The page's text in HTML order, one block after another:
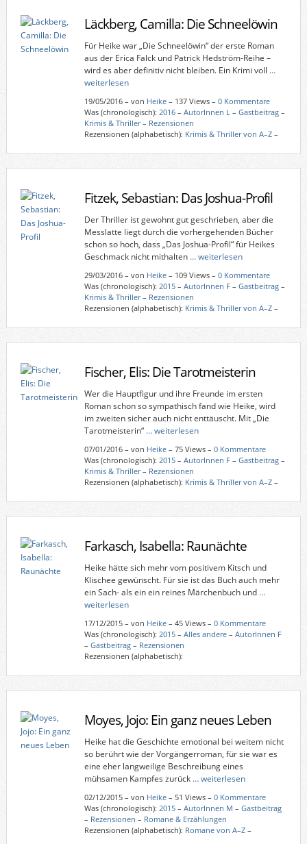
Läckberg, Camilla: Die Schneelöwin
Für Heike war „Die Schneelöwin“ der erste Roman
aus der Erica Falck und Patrick Hedström-Reihe –
wird es aber definitiv nicht bleiben. Ein Krimi voll …
weiterlesen
19/05/2016– von Heike– 137 Views – 0 Kommentare
Was (chronologisch): 2016– AutorInnen L – Gastbeitrag–
Krimis & Thriller– Rezensionen
Rezensionen (alphabetisch): Krimis & Thriller von A–Z–
Fitzek, Sebastian: Das Joshua-Profil
Der Thriller ist gewohnt gut geschrieben, aber die
Messlatte liegt durch die vorhergehenden Bücher
schon so hoch, dass „Das Joshua-Profil“ für Heikes
Geschmack nicht mithalten … weiterlesen
29/03/2016– von Heike– 109 Views – 0 Kommentare
Was (chronologisch): 2015– AutorInnen F– Gastbeitrag–
Krimis & Thriller– Rezensionen
Rezensionen (alphabetisch): Krimis & Thriller von A–Z–
Fischer, Elis: Die Tarotmeisterin
Wer die Hauptfigur und ihre Freunde im ersten
Roman schon so sympathisch fand wie Heike, wird
im zweiten sicher auch nicht enttäuscht. Mit „Die
Tarotmeisterin“ … weiterlesen
07/01/2016– von Heike– 75 Views – 0 Kommentare
Was (chronologisch): 2015– AutorInnen F– Gastbeitrag–
Krimis & Thriller– Rezensionen
Rezensionen (alphabetisch): Krimis & Thriller von A–Z–
Farkasch, Isabella: Raunächte
Heike hätte sich mehr vom positivem Kitsch und
Klischee gewünscht. Für sie ist das Buch auch mehr
ein Sach- als ein ein reines Märchenbuch und …
weiterlesen
17/12/2015– von Heike– 45 Views – 0 Kommentare
Was (chronologisch): 2015– Alles andere– AutorInnen F
– Gastbeitrag– Rezensionen
Rezensionen (alphabetisch):
Moyes, Jojo: Ein ganz neues Leben
Heike hat die Geschichte emotional bei weitem nicht
so berührt wie der Vorgängerroman, für sie war es
eine eher langweilige Beschreibung eines
mühsamen Kampfes zurück … weiterlesen
02/12/2015– von Heike– 51 Views – 0 Kommentare
Was (chronologisch): 2015– AutorInnen M – Gastbeitrag
– Rezensionen – Romane & Erzählungen
Rezensionen (alphabetisch): Romane von A–Z–